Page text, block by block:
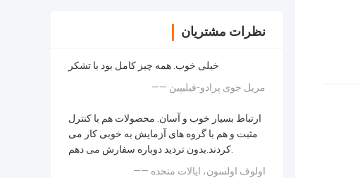
نظرات مشتریان
خیلی خوب. همه چیز کامل بود با تشکر
—— مریل جوی پرادو-فیلیپین
ارتباط بسیار خوب و آسان. محصولات هم با کنترل
مثبت و هم با گروه های آزمایش به خوبی کار می
کردند.بدون تردید دوباره سفارش می دهم.
—— اولوف اولسون، ایالات متحده